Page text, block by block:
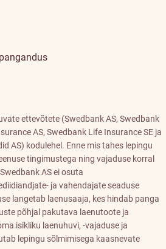
ettevõtete (Swedbank AS, Swedbank
AS, Swedbank Life Insurance SE ja
AS) kodulehel. Enne mis tahes lepingu
tingimustega ning vajaduse korral
AS ei osuta
ja vahendajate seaduse
langetab laenusaaja, kes hindab panga
põhjal pakutava laenutoote ja
isikliku laenuhuvi, -vajaduse ja
lepingu sõlmimisega kaasnevate